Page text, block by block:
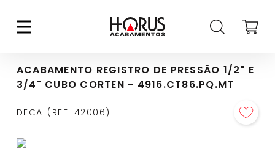
ACABAMENTO REGISTRO DE PRESSÃO 1/2" E
3/4" CUBO CORTEN - 4916.CT86.PQ.MT
DECA REF: 42006